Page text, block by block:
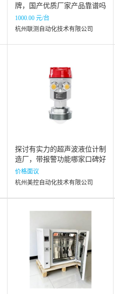
牌，国产优质厂家产品靠谱吗
1000.00 元/台
杭州联测自动化技术有限公司
探讨有实力的超声波液位计制
造厂，带报警功能哪家口碑好
价格面议
杭州美控自动化技术有限公司